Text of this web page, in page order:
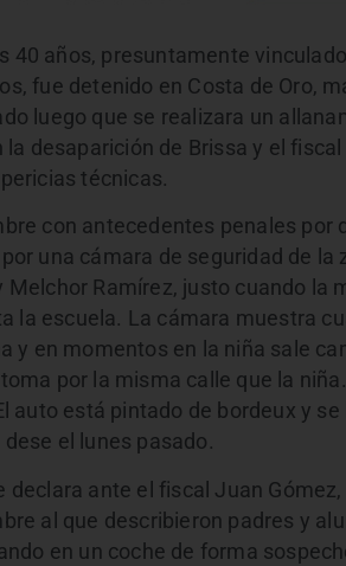
40 años, presuntamente
fue detenido en Costa de Oro,
luego que se realizara un
la desaparición de Brissa y el
técnicas.
con antecedentes penales por
una cámara de seguridad de la
Melchor Ramírez, justo cuando la
la escuela. La cámara muestra
y en momentos en la niña sale
por la misma calle que la
auto está pintado de bordeux y
el lunes pasado.
declara ante el fiscal Juan
al que describieron padres y
en un coche de forma